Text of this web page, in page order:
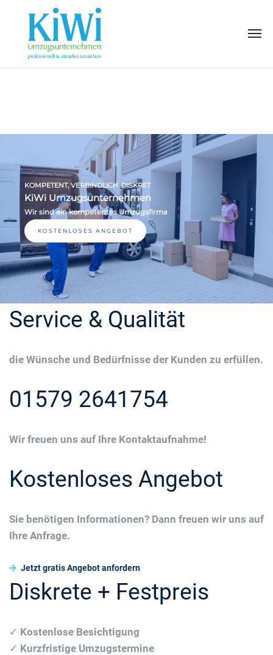
KOMPETENT, VERBINDLICH, DISKRET
KiWi Umzugsunternehmen
Wir sind ein kompetentes Umzugsfirma
KOSTENLOSES ANGEBOT
Service & Qualität
die Wünsche und Bedürfnisse der Kunden zu erfüllen.
01579 2641754
Wir freuen uns auf Ihre Kontaktaufnahme!
Kostenloses Angebot
Sie benötigen Informationen? Dann freuen wir uns auf
Ihre Anfrage.
Jetzt gratis Angebot anfordern
Diskrete + Festpreis
✓ Kostenlose Besichtigung
✓ Kurzfristige Umzugstermine